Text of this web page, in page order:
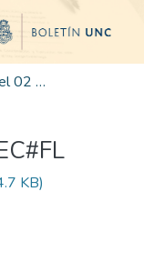
Edición 002/2025 del 02 de junio de 2025
KB)